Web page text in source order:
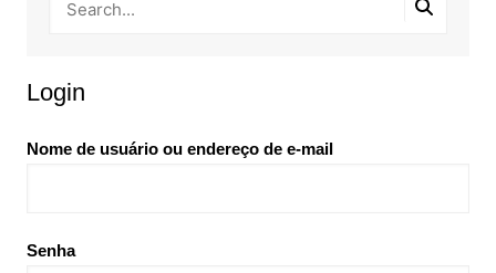
Login
Nome de usuário ou endereço de e-mail
Senha